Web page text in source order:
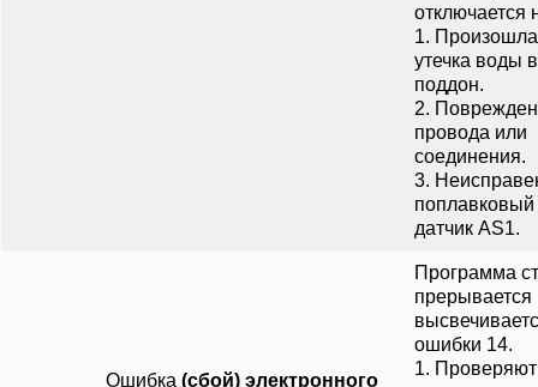
отключается
1. Произошла
утечка воды в
поддон.
2.
провода или
соединения.
3.
поплавковый
датчик АS1.
Ошибка (сбой) электронного
Программа
прерывается
ошибки 14.
1. Проверяют